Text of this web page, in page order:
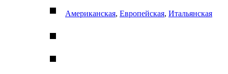
Американская, Европейская, Итальянская